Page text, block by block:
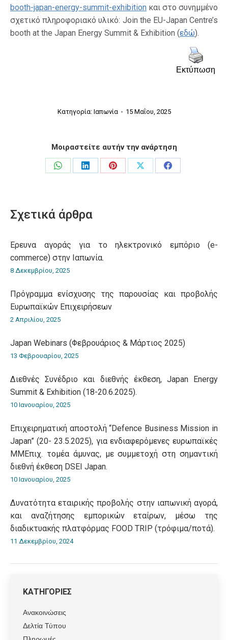
booth-japan-energy-summit-exhibition και στο συνημμένο
σχετικό πληροφοριακό υλικό: Join the EU-Japan Centre’s
booth at the Japan Energy Summit & Exhibition (εδώ).
Εκτύπωση
Κατηγορία: Ιαπωνία 15 Μαΐου, 2025
Μοιραστείτε αυτήν την ανάρτηση
Share
Share
Share
Share
Share
Σχετικά άρθρα
Έρευνα αγοράς για το ηλεκτρονικό εμπόριο (e-
commerce) στην Ιαπωνία.
8 Δεκεμβρίου, 2025
Πρόγραμμα ενίσχυσης της παρουσίας και προβολής
Ευρωπαϊκών Επιχειρήσεων
2 Απριλίου, 2025
Japan Webinars (Φεβρουάριος & Μάρτιος 2025)
13 Φεβρουαρίου, 2025
Διεθνές Συνέδριο και διεθνής έκθεση, Japan Energy
Summit & Exhibition (18-20.6.2025).
10 Ιανουαρίου, 2025
Επιχειρηματική αποστολή “Defence Business Mission in
Japan” (20- 23.5.2025), για ενδιαφερόμενες ευρωπαϊκές
ΜΜΕπιχ. τομέα άμυνας, με συμμετοχή στη σημαντική
διεθνή έκθεση DSEI Japan.
10 Ιανουαρίου, 2025
Δυνατότητα εταιρικής προβολής στην ιαπωνική αγορά,
και αναζήτησης εμπορικών εταίρων, μέσω της
διαδικτυακής πλατφόρμας FOOD TRIP (τρόφιμα/ποτά).
11 Δεκεμβρίου, 2024
ΚΑΤΗΓΟΡΙΕΣ
Ανακοινώσεις
Δελτία Τύπου